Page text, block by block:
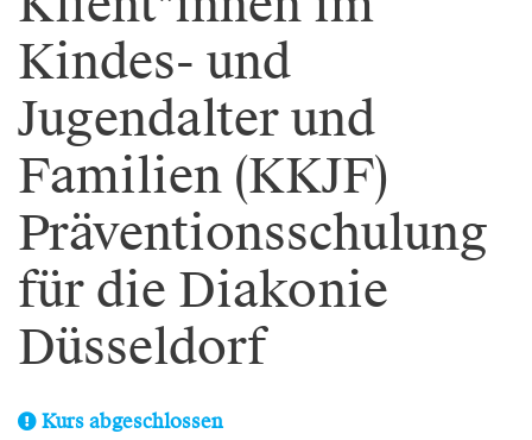
Kindes- und
Jugendalter und
Familien (KKJF)
Präventionsschulung
für die Diakonie
Düsseldorf
Kurs abgeschlossen